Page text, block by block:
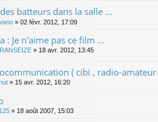
batteurs dans la salle ...
» 02 févr. 2012, 17:09
: Je n'aime pas ce film ...
» 18 avr. 2012, 13:45
( cibi , radio-amateur
» 15 avr. 2012, 16:20
» 18 août 2007, 15:03